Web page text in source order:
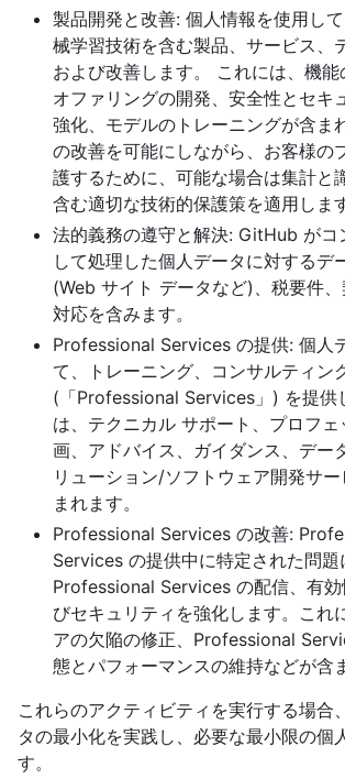
製品開発と改善: 個人情報を使用し
械学習技術を含む製品、サービス、
および改善します。 これには、機
オファリングの開発、安全性とセキ
強化、モデルのトレーニングが含ま
の改善を可能にしながら、お客様の
護するために、可能な場合は集計と
含む適切な技術的保護策を適用します
法的義務の遵守と解決: GitHub がコ
して処理した個人データに対するデ
(Web サイト データなど)、税要件
対応を含みます。
Professional Services の提供: 個人
て、トレーニング、コンサルティン
(「Professional Services」) を提供
は、テクニカル サポート、プロフ
画、アドバイス、ガイダンス、デー
リューション/ソフトウェア開発サ
まれます。
Professional Services の改善:
Services の提供中に特定された問題
Professional Services の配信、有効
びセキュリティを強化します。これ
アの欠陥の修正、Professional
態とパフォーマンスの維持などが含
これらのアクティビティを実行する場合
タの最小化を実践し、必要な最小限の個
す。